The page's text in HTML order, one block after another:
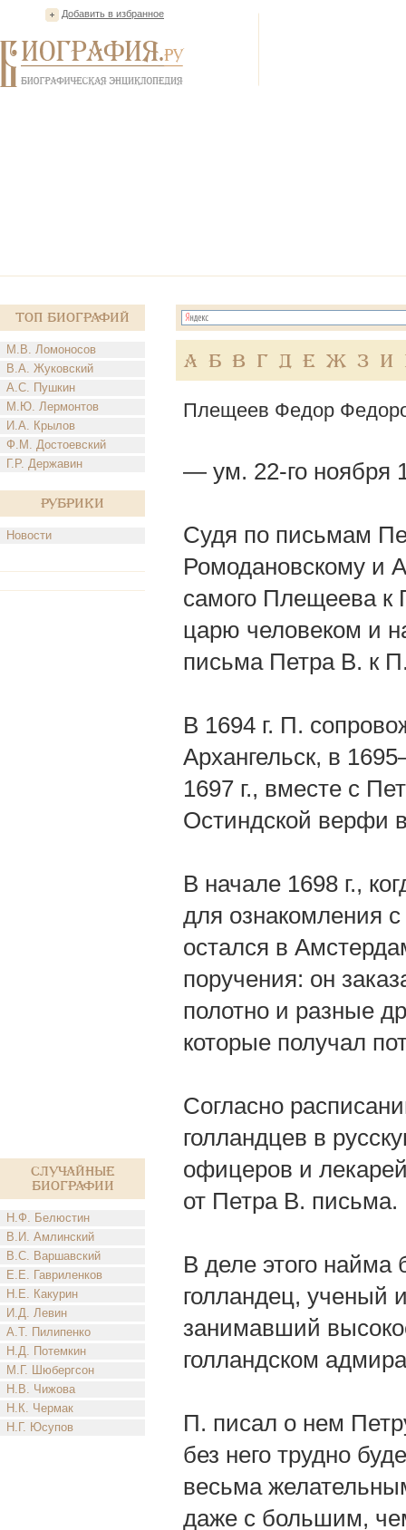
Добавить в избранное
Топ Биографий
М.В. Ломоносов
В.А. Жуковский
А.С. Пушкин
М.Ю. Лермонтов
И.А. Крылов
Ф.М. Достоевский
Г.Р. Державин
Рубрики
Новости
Случайные
биографии
Н.Ф. Белюстин
В.И. Амлинский
В.С. Варшавский
Е.Е. Гавриленков
Н.Е. Какурин
И.Д. Левин
А.Т. Пилипенко
Н.Д. Потемкин
М.Г. Шюбергсон
Н.В. Чижова
Н.К. Чермак
Н.Г. Юсупов
А Б В Г Д Е Ж З И
Плещеев Федор
— ум. 22-го ноября
Судя по письмам
Ромодановскому и
самого Плещеева к
царю человеком и
письма Петра В. к
В 1694 г. П.
Архангельск, в
1697 г., вместе с
Остиндской верфи
В начале 1698 г.,
для ознакомления
остался в
поручения: он
полотно и разные
которые получал
Согласно
голландцев в
офицеров и
от Петра В. письма.
В деле этого
голландец, ученый
занимавший
голландском
П. писал о нем
без него трудно
весьма
даже с большим,